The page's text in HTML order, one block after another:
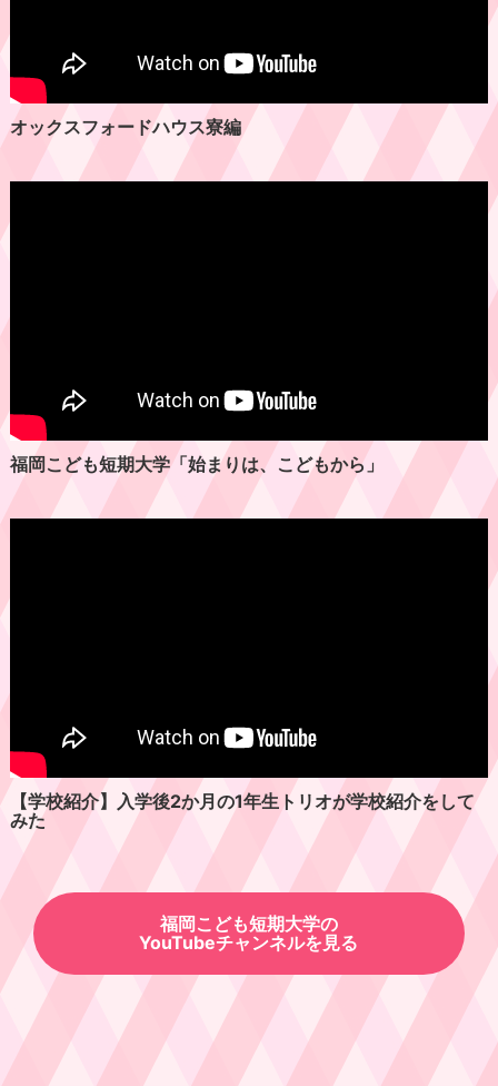
夏季集中講義
9/13(土)～
第38回七夕まつり開催！ご来場ありがとうござ
いました
『七夕まつり』を開催致します！🎋 オープンキ
ャンパスも同時開催
オープンキャンパス開催！
アジア獣医師会連合会長・大韓民国獣医師会長
ホ・ジュヒョン氏来学🎉
オックスフォードハウス寮編
福岡こども短期大学「始まりは、こどもから」
【学校紹介】入学後2か月の1年生トリオが学校紹介をして
みた
福岡こども短期大学の
YouTubeチャンネルを見る